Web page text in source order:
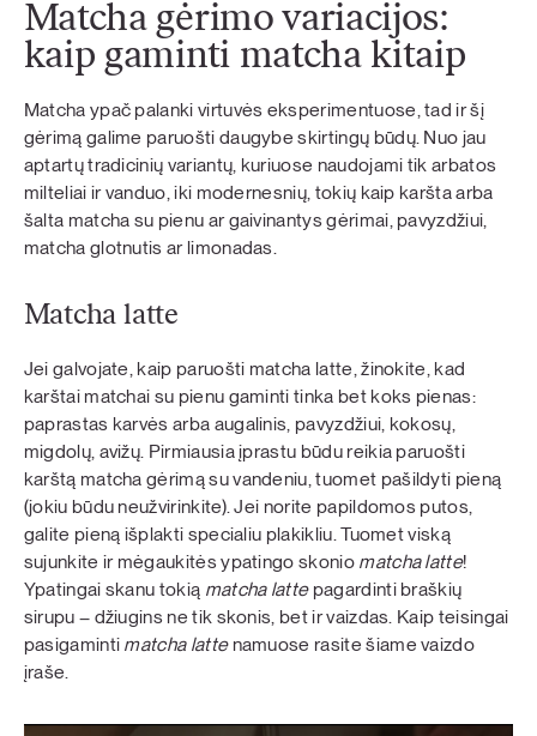
Matcha gėrimo variacijos:
kaip gaminti matcha kitaip
Matcha ypač palanki virtuvės eksperimentuose, tad ir šį
gėrimą galime paruošti daugybe skirtingų būdų. Nuo jau
aptartų tradicinių variantų, kuriuose naudojami tik arbatos
milteliai ir vanduo, iki modernesnių, tokių kaip karšta arba
šalta matcha su pienu ar gaivinantys gėrimai, pavyzdžiui,
matcha glotnutis ar limonadas.
Matcha latte
Jei galvojate, kaip paruošti matcha latte, žinokite, kad
karštai matchai su pienu gaminti tinka bet koks pienas:
paprastas karvės arba augalinis, pavyzdžiui, kokosų,
migdolų, avižų. Pirmiausia įprastu būdu reikia paruošti
karštą matcha gėrimą su vandeniu, tuomet pašildyti pieną
(jokiu būdu neužvirinkite). Jei norite papildomos putos,
galite pieną išplakti specialiu plakikliu. Tuomet viską
sujunkite ir mėgaukitės ypatingo skonio matcha latte!
Ypatingai skanu tokią matcha lattepagardinti braškių
sirupu – džiugins ne tik skonis, bet ir vaizdas. Kaip teisingai
pasigaminti matcha latte namuose rasite šiame vaizdo
įraše.